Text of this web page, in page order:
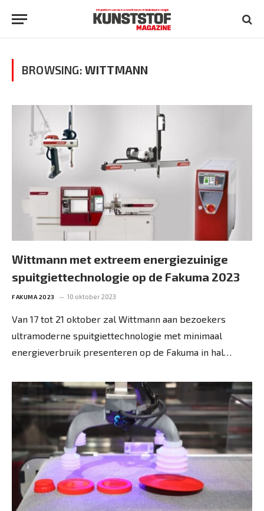
BROWSING: WITTMANN
Wittmann met extreem energiezuinige
spuitgiettechnologie op de Fakuma 2023
FAKUMA 2023 10 oktober 2023
Van 17 tot 21 oktober zal Wittmann aan bezoekers
ultramoderne spuitgiettechnologie met minimaal
energieverbruik presenteren op de Fakuma in hal…